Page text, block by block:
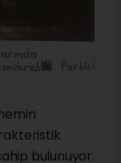
bulunuyor.